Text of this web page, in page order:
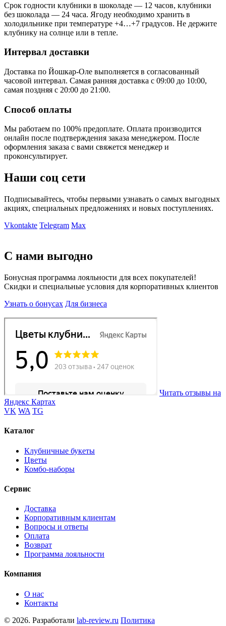
Срок годности клубники в шоколаде — 12 часов, клубники
без шоколада — 24 часа. Ягоду необходимо хранить в
холодильнике при температуре +4…+7 градусов. Не держите
клубнику на солнце или в тепле.
Интервал доставки
Доставка по Йошкар-Оле выполняется в согласованный
часовой интервал. Самая ранняя доставка с 09:00 до 10:00,
самая поздняя с 20:00 до 21:00.
Способ оплаты
Мы работаем по 100% предоплате. Оплата производится
онлайн после подтверждения заказа менеджером. После
оформления заказа с вами свяжется менеджер и
проконсультирует.
Наши соц сети
Подписывайтесь, чтобы первыми узнавать о самых выгодных
акциях, специальных предложениях и новых поступлениях.
Vkontakte Telegram Max
С нами выгодно
Бонусная программа лояльности для всех покупателей!
Скидки и специальные условия для корпоративных клиентов
Узнать о бонусах Для бизнеса
Читать отзывы на
Яндекс Картах
VK WA TG
Каталог
Клубничные букеты
Цветы
Комбо-наборы
Сервис
Доставка
Корпоративным клиентам
Вопросы и ответы
Оплата
Возврат
Программа лояльности
Компания
О нас
Контакты
© 2026. Разработали lab-review.ru Политика